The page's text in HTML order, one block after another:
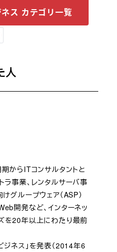
ス カテゴリ一覧
人
からITコンサルタントと
ラ事業、レンタルサーバ事
グループウェア（ASP）
開発など、インターネッ
を20年以上にわたり最前
ネス」を発表（2014年6